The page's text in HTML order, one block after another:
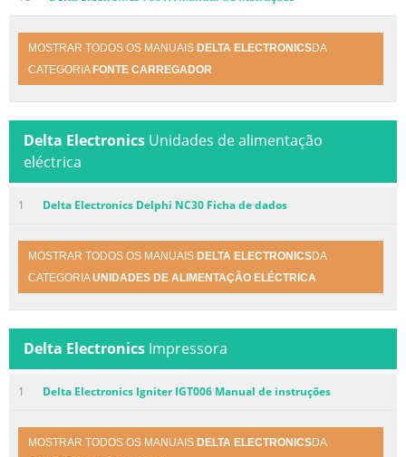
MOSTRAR TODOS OS MANUAIS DELTA ELECTRONICSDA
CATEGORIA FONTE CARREGADOR
Delta Electronics Unidades de alimentação
eléctrica
1 Delta Electronics Delphi NC30 Ficha de dados
MOSTRAR TODOS OS MANUAIS DELTA ELECTRONICSDA
CATEGORIAUNIDADES DE ALIMENTAÇÃO ELÉCTRICA
Delta Electronics Impressora
1 Delta Electronics Igniter IGT006 Manual de instruções
MOSTRAR TODOS OS MANUAIS DELTA ELECTRONICSDA